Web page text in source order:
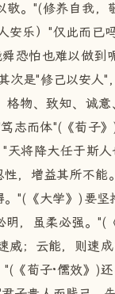
。"(修养自我
安乐）"仅此而已
恐怕也难以做
次是"修己以安人
物、致知、诚
志而体"(《荀子
将降大任于斯
，增益其所不能
"(《大学》)要
，虽柔必强。
；云能，则速
《荀子·儒效》)